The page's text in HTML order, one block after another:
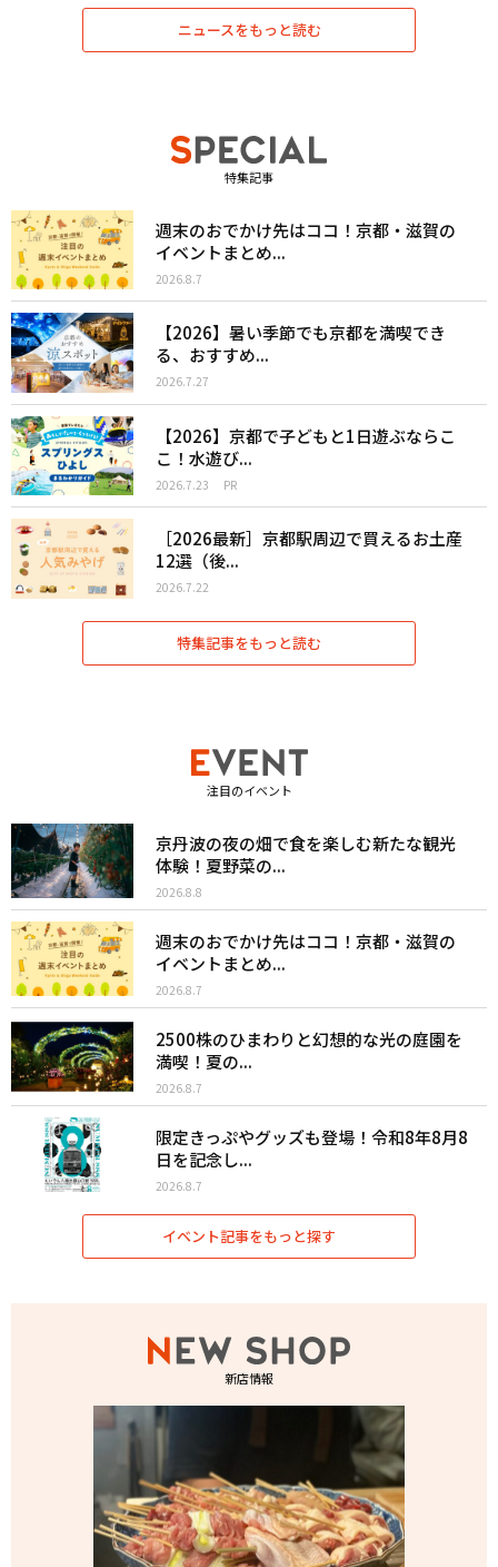
ニュースをもっと読む
特集記事
週末のおでかけ先はココ！京都・滋賀の
イベントまとめ...
2026.8.7
【2026】暑い季節でも京都を満喫でき
る、おすすめ...
2026.7.27
【2026】京都で子どもと1日遊ぶならこ
こ！水遊び...
2026.7.23 PR
［2026最新］京都駅周辺で買えるお土産
12選（後...
2026.7.22
特集記事をもっと読む
注目のイベント
京丹波の夜の畑で食を楽しむ新たな観光
体験！夏野菜の...
2026.8.8
週末のおでかけ先はココ！京都・滋賀の
イベントまとめ...
2026.8.7
2500株のひまわりと幻想的な光の庭園を
満喫！夏の...
2026.8.7
限定きっぷやグッズも登場！令和8年8月8
日を記念し...
2026.8.7
イベント記事をもっと探す
新店情報